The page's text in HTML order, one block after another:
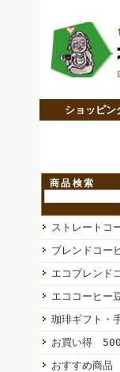
ショッピン
商品検索
ストレートコ
ブレンドコー
エコブレンド
エココーヒー
珈琲ギフト・
お買い得
おすすめ商品